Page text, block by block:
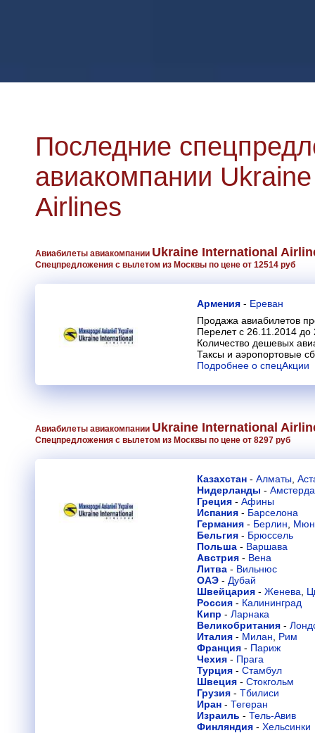
Последние
авиакомпании
Airlines
Авиабилеты авиакомпании Ukraine International
Спецпредложения с вылетом из Москвы по цене от 12514 руб
Армения - Ереван
Продажа авиабилетов
Перелет с 26.11.2014 до
Количество дешевых
Таксы и аэропортовые
Подробнее о спецАкции
Авиабилеты авиакомпании Ukraine International
Спецпредложения с вылетом из Москвы по цене от 8297 руб
Казахстан - Алматы
Нидерланды -
Греция - Афины
Испания - Барселона
Германия - Берлин
Бельгия - Брюссель
Польша - Варшава
Австрия - Вена
Литва - Вильнюс
ОАЭ - Дубай
Швейцария - Женева
Россия - Калининград
Кипр - Ларнака
Великобритания -
Италия - Милан
Рим
Франция - Париж
Чехия - Прага
Турция - Стамбул
Швеция - Стокгольм
Грузия - Тбилиси
Иран - Тегеран
Израиль - Тель-Авив
Финляндия - Хельсинки